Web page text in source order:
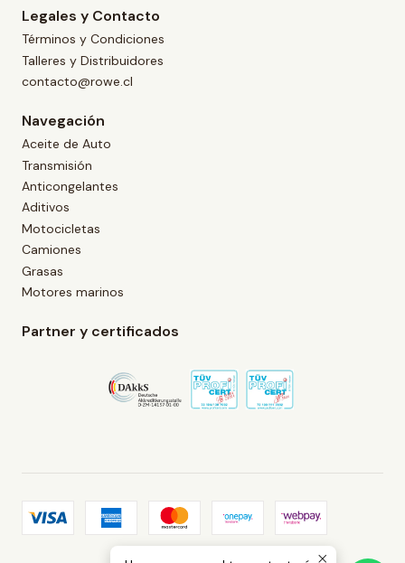
Legales y Contacto
Términos y Condiciones
Talleres y Distribuidores
contacto@rowe.cl
Navegación
Aceite de Auto
Transmisión
Anticongelantes
Aditivos
Motocicletas
Camiones
Grasas
Motores marinos
Partner y certificados